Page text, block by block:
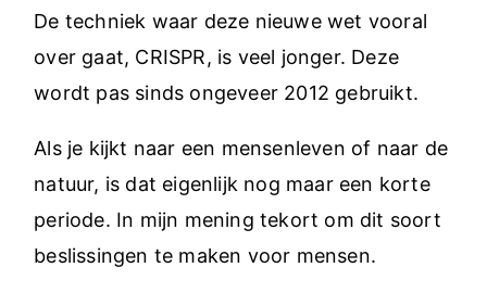
De techniek waar deze nieuwe wet vooral
over gaat, CRISPR, is veel jonger. Deze
wordt pas sinds ongeveer 2012 gebruikt.
Als je kijkt naar een mensenleven of naar de
natuur, is dat eigenlijk nog maar een korte
periode. In mijn mening tekort om dit soort
beslissingen te maken voor mensen.